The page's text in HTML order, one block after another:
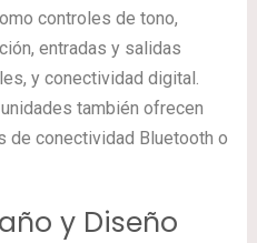
controles de tono,
entradas y salidas
y conectividad digital.
también ofrecen
de conectividad Bluetooth o
y Diseño